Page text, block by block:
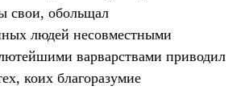
свои, обольщал
людей несовместными
варварствами приводил
коих благоразумие